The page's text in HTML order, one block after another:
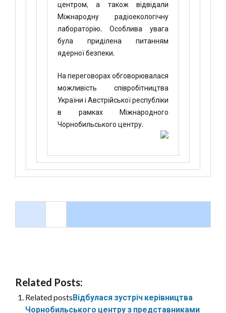
центром, а також відвідали
Міжнародну радіоекологічну
лабораторію. Особлива увага
була приділена питанням
ядерної безпеки.
На переговорах обговорювалася
можливість співробітництва
України і Австрійської республіки
в рамках Міжнародного
Чорнобильського центру.
Related Posts:
Related postsВідбулася зустріч керівництва
Чорнобильського центру з представниками